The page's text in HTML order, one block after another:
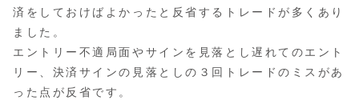
済をしておけばよかったと反省するトレードが多くあり
ました。
エントリー不適局面やサインを見落とし遅れてのエント
リー、決済サインの見落としの３回トレードのミスがあ
った点が反省です。